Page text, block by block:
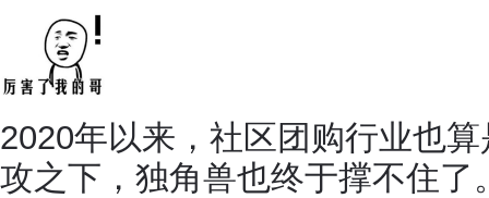
2020年以来，社区团购行业也
攻之下，独角兽也终于撑不住了